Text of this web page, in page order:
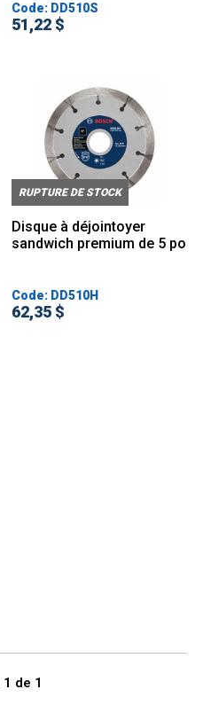
Code: DD510S
51,22 $
RUPTURE DE STOCK
Disque à déjointoyer
sandwich premium de 5 po
Code: DD510H
62,35 $
1 de 1